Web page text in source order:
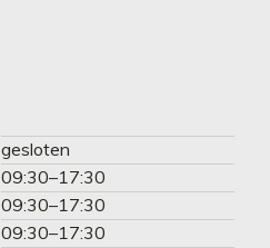
gesloten
09:30–17:30
09:30–17:30
09:30–17:30